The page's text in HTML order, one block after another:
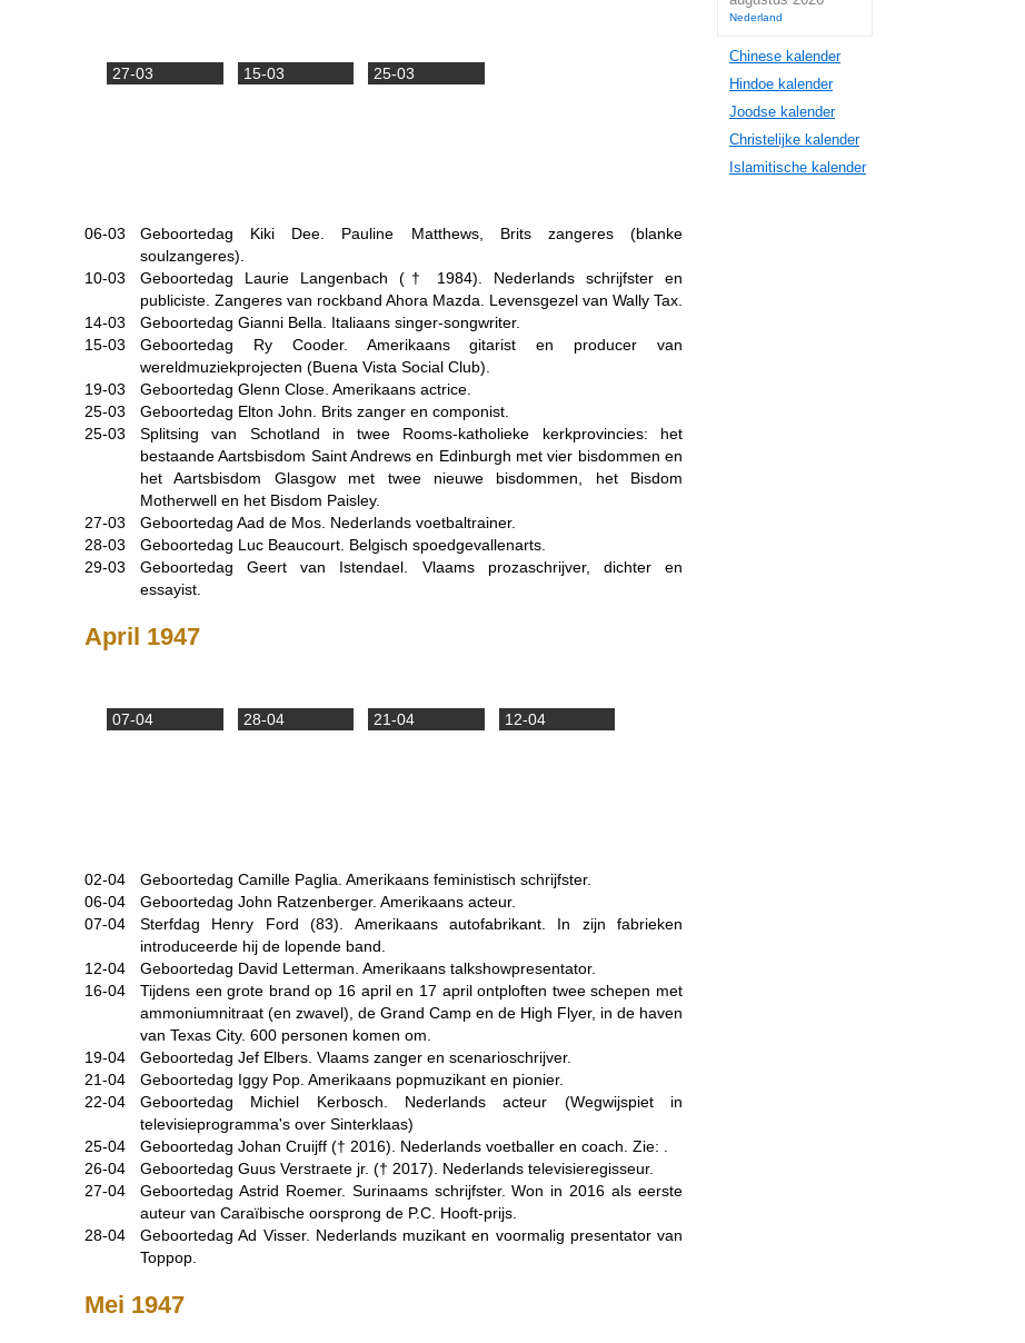
Nederland
Chinese kalender
Hindoe kalender
Joodse kalender
Christelijke kalender
Islamitische kalender
27-03 15-03 25-03
06-03
Geboortedag Kiki Dee. Pauline Matthews, Brits zangeres (blanke
soulzangeres).
10-03
Geboortedag Laurie Langenbach († 1984). Nederlands schrijfster en
publiciste. Zangeres van rockband Ahora Mazda. Levensgezel van Wally Tax.
14-03
Geboortedag Gianni Bella. Italiaans singer-songwriter.
15-03
Geboortedag Ry Cooder. Amerikaans gitarist en producer van
wereldmuziekprojecten (Buena Vista Social Club).
19-03
Geboortedag Glenn Close. Amerikaans actrice.
25-03
Geboortedag Elton John. Brits zanger en componist.
25-03
Splitsing van Schotland in twee Rooms-katholieke kerkprovincies: het
bestaande Aartsbisdom Saint Andrews en Edinburgh met vier bisdommen en
het Aartsbisdom Glasgow met twee nieuwe bisdommen, het Bisdom
Motherwell en het Bisdom Paisley.
27-03
Geboortedag Aad de Mos. Nederlands voetbaltrainer.
28-03
Geboortedag Luc Beaucourt. Belgisch spoedgevallenarts.
29-03
Geboortedag Geert van Istendael. Vlaams prozaschrijver, dichter en
essayist.
April 1947
07-04 28-04 21-04 12-04
02-04
Geboortedag Camille Paglia. Amerikaans feministisch schrijfster.
06-04
Geboortedag John Ratzenberger. Amerikaans acteur.
07-04
Sterfdag Henry Ford (83). Amerikaans autofabrikant. In zijn fabrieken
introduceerde hij de lopende band.
12-04
Geboortedag David Letterman. Amerikaans talkshowpresentator.
16-04
Tijdens een grote brand op 16 april en 17 april ontploften twee schepen met
ammoniumnitraat (en zwavel), de Grand Camp en de High Flyer, in de haven
van Texas City. 600 personen komen om.
19-04
Geboortedag Jef Elbers. Vlaams zanger en scenarioschrijver.
21-04
Geboortedag Iggy Pop. Amerikaans popmuzikant en pionier.
22-04
Geboortedag Michiel Kerbosch. Nederlands acteur (Wegwijspiet in
televisieprogramma's over Sinterklaas)
25-04
Geboortedag Johan Cruijff († 2016). Nederlands voetballer en coach. Zie:
26-04
Geboortedag Guus Verstraete jr. († 2017). Nederlands televisieregisseur.
27-04
Geboortedag Astrid Roemer. Surinaams schrijfster. Won in 2016 als eerste
auteur van Caraïbische oorsprong de P.C. Hooft-prijs.
28-04
Geboortedag Ad Visser. Nederlands muzikant en voormalig presentator van
Toppop.
Mei 1947